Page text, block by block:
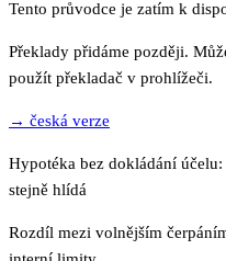
Tento průvodce je zatím k
Překlady přidáme později.
použít překladač v prohlížeči.
→ česká verze
Hypotéka bez dokládání
stejně hlídá
Rozdíl mezi volnějším